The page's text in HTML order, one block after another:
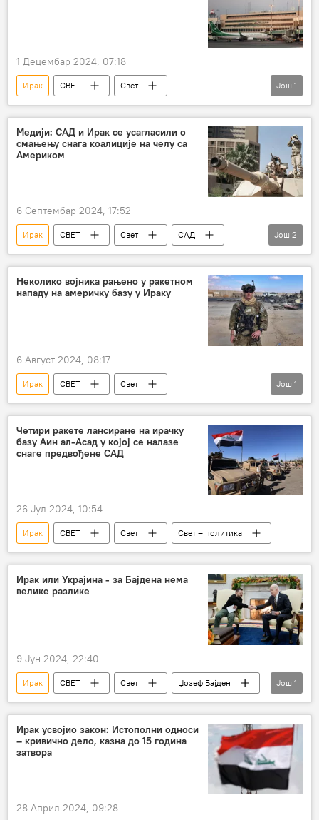
1 Децембар 2024, 07:18
Ирак СВЕТ
Свет
Свет – политика
Војска и наоружање
Још 1
Медији: САД и Ирак се усагласили о
смањењу снага коалиције на челу са
Америком
6 Септембар 2024, 17:52
Ирак СВЕТ Свет
САД
коалиција
повлачење војске
Још 2
Неколико војника рањено у ракетном
нападу на америчку базу у Ираку
6 Август 2024, 08:17
Ирак СВЕТ
Свет
Војска и наоружање
Још 1
Четири ракете лансиране на ирачку
базу Аин ал-Асад у којој се налазе
снаге предвођене САД
26 Јул 2024, 10:54
Ирак СВЕТ Свет Свет – политика
Ирак или Украјина - за Бајдена нема
велике разлике
9 Јун 2024, 22:40
Ирак СВЕТ Свет
Џозеф Бајден
Украјина
Још 1
Ирак усвојио закон: Истополни односи
– кривично дело, казна до 15 година
затвора
28 Април 2024, 09:28